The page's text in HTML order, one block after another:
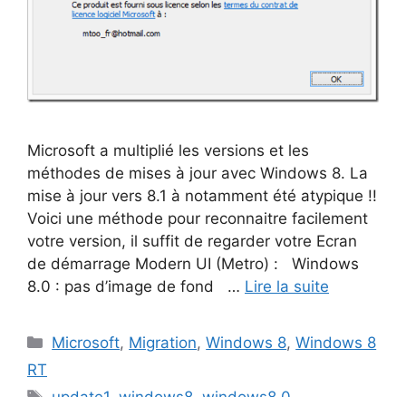
Microsoft a multiplié les versions et les
méthodes de mises à jour avec Windows 8. La
mise à jour vers 8.1 à notamment été atypique !!
Voici une méthode pour reconnaitre facilement
votre version, il suffit de regarder votre Ecran
de démarrage Modern UI (Metro) : Windows
8.0 : pas d’image de fond … Lire la suite
Catégories
Microsoft, Migration,Windows 8,Windows 8
RT
Étiquettes